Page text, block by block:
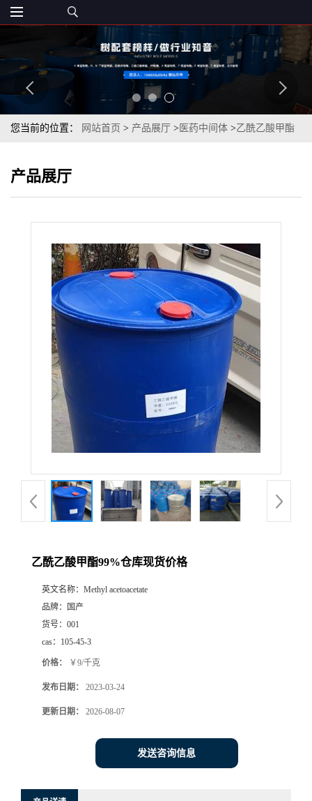
您当前的位置： 网站首页 > 产品展厅 > 医药中间体 >乙酰乙酸甲酯
产品展厅
乙酰乙酸甲酯99%仓库现货价格
英文名称： Methyl acetoacetate
品牌：
国产
货号： 001
cas： 105-45-3
价格： ￥9/千克
发布日期： 2023-03-24
更新日期： 2026-08-07
发送咨询信息